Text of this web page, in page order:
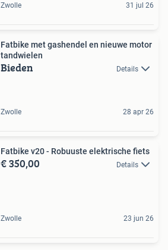
Zwolle 31 jul 26
Fatbike met gashendel en nieuwe motor
tandwielen
Bieden Details
Zwolle 28 apr 26
Fatbike v20 - Robuuste elektrische fiets
€ 350,00 Details
Zwolle 23 jun 26